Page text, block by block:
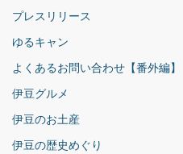
プレスリリース
ゆるキャン
よくあるお問い合わせ【番外編】
伊豆グルメ
伊豆のお土産
伊豆の歴史めぐり